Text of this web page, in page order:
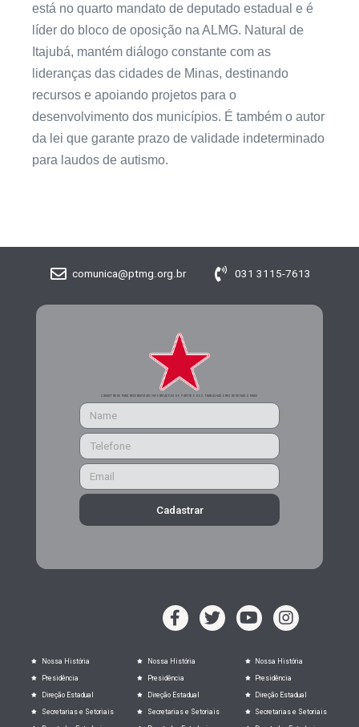
está no quarto mandato de deputado estadual e é
líder do bloco de oposição na ALMG. Natural de
Itajubá, mantém diálogo constante com as
lideranças das cidades de Minas, destinando
recursos e apoiando projetos para o
desenvolvimento dos municípios. É também o autor
da lei que garante prazo de validade indeterminado
para laudos de autismo.
comunica@ptmg.org.br 031 3115-7613
CADASTRE-SE PARA RECEBER MAIS INFORMAÇÕES DO PARTIDO DOS TRABALHADORES DE MINAS GERAIS
Cadastrar
Nossa História
Presidência
Direção Estadual
Secretarias e Setoriais
Nossa História
Presidência
Direção Estadual
Secretarias e Setoriais
Nossa História
Presidência
Direção Estadual
Secretarias e Setoriais